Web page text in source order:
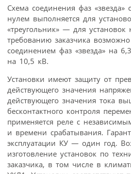
Схема соединения фаз
нулем выполняется для
«треугольник» — для
требованию заказчика
соединением фаз «звезда» на
на 10,5 кВ.
Установки имеют защиту от
действующего значения
действующего значения тока
бесконтактного контроля
применяется реле с
и времени срабатывания.
эксплуатации КУ — один год.
изготовление установок по
заказчика, в том числе в